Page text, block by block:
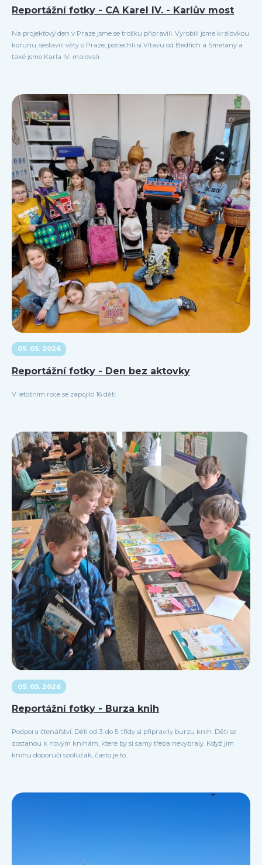
Reportážní fotky - CA Karel IV. - Karlův most
Na projektový den v Praze jsme se trošku připravili. Vyrobili jsme královkou
korunu, sestavili věty o Praze, poslechli si Vltavu od Bedřich a Smetany a
také jsme Karla IV. malovali.
05. 05. 2026
Reportážní fotky - Den bez aktovky
V letošním roce se zapojilo 16 dětí.
05. 05. 2026
Reportážní fotky - Burza knih
Podpora čtenářství. Děti od 3. do 5. třídy si připravily burzu knih. Děti se
dostanou k novým knihám, které by si samy třeba nevybraly. Když jim
knihu doporučí spolužák, často je to...